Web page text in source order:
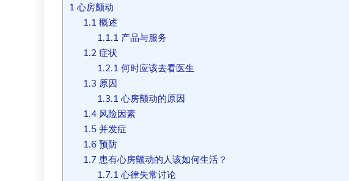
1 心房颤动
1.1 概述
1.1.1 产品与服务
1.2 症状
1.2.1 何时应该去看医生
1.3 原因
1.3.1 心房颤动的原因
1.4风险因素
1.5并发症
1.6预防
1.7患有心房颤动的人该如何生活？
1.7.1 心律失常讨论